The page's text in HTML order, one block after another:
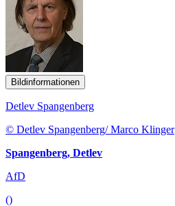
Bildinformationen
Detlev Spangenberg
© Detlev Spangenberg/ Marco Klinger
Spangenberg, Detlev
AfD
()